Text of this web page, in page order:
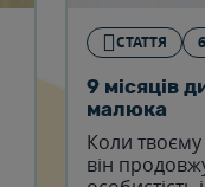
СТАТТЯ
9 місяців
малюка
Коли твоєму
він